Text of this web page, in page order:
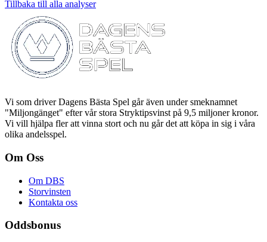
Tillbaka till alla analyser
Vi som driver Dagens Bästa Spel går även under smeknamnet
"Miljongänget" efter vår stora Stryktipsvinst på 9,5 miljoner kronor.
Vi vill hjälpa fler att vinna stort och nu går det att köpa in sig i våra
olika andelsspel.
Om Oss
Om DBS
Storvinsten
Kontakta oss
Oddsbonus